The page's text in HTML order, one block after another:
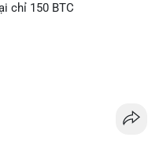
chỉ 150 BTC